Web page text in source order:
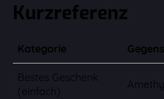
Kurzreferenz
Kategorie
Bestes Geschenk
(einfach)